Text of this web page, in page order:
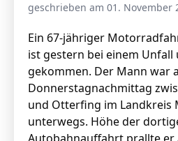
geschrieben am 01. November
Ein 67-jähriger
ist gestern bei einem Unfall
gekommen. Der Mann war
Donnerstagnachmittag
und Otterfing im Landkreis
unterwegs. Höhe der